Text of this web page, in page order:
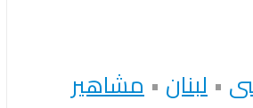
•لبنان •مشاهير